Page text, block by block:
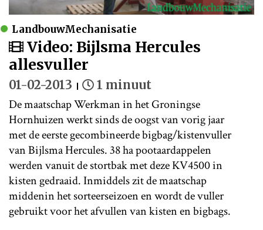
LandbouwMechanisatie
Video: Bijlsma Hercules
allesvuller
01-02-2013 1 minuut
De maatschap Werkman in het Groningse
Hornhuizen werkt sinds de oogst van vorig jaar
met de eerste gecombineerde bigbag/kistenvuller
van Bijlsma Hercules. 38 ha pootaardappelen
werden vanuit de stortbak met deze KV4500 in
kisten gedraaid. Inmiddels zit de maatschap
middenin het sorteerseizoen en wordt de vuller
gebruikt voor het afvullen van kisten en bigbags.